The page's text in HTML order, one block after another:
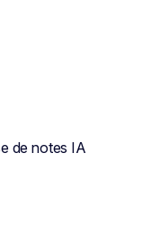
de notes IA